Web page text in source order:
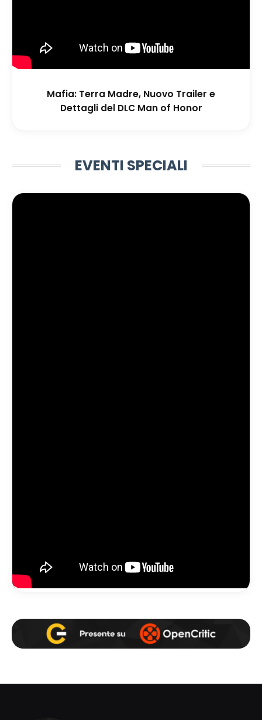
Mafia: Terra Madre, Nuovo Trailer e
Dettagli del DLC Man of Honor
EVENTI SPECIALI